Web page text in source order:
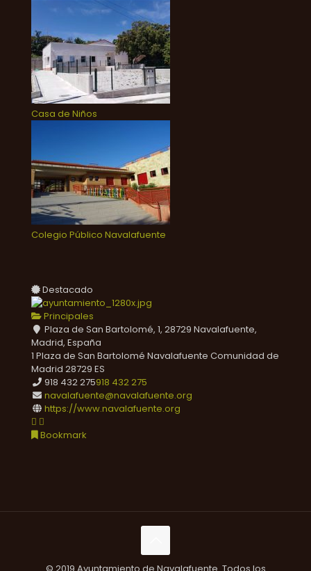
Casa de Niños
Colegio Público Navalafuente
Destacado
Principales
Plaza de San Bartolomé, 1, 28729 Navalafuente,
Madrid, España
1 Plaza de San Bartolomé Navalafuente Comunidad de
Madrid 28729 ES
918 432 275918 432 275
navalafuente@navalafuente.org
https://www.navalafuente.org
Bookmark